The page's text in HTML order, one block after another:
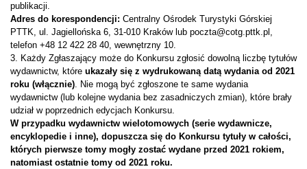
publikacji.
Adres do korespondencji: Centralny Ośrodek Turystyki Górskiej
PTTK, ul. Jagiellońska 6, 31-010 Kraków lub poczta@cotg.pttk.pl,
telefon +48 12 422 28 40, wewnętrzny 10.
3. Każdy Zgłaszający może do Konkursu zgłosić dowolną liczbę tytułów
wydawnictw, które ukazały się z wydrukowaną datą wydania od 2021
roku (włącznie) . Nie mogą być zgłoszone te same wydania
wydawnictw (lub kolejne wydania bez zasadniczych zmian), które brały
udział w poprzednich edycjach Konkursu.
W przypadku wydawnictw wielotomowych (serie wydawnicze,
encyklopedie i inne), dopuszcza się do Konkursu tytuły w całości,
których pierwsze tomy mogły zostać wydane przed 2021 rokiem,
natomiast ostatnie tomy od 2021 roku.